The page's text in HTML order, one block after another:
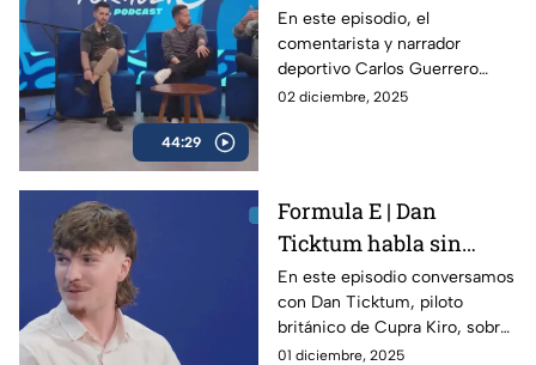
44:29
'Warrior' y la nueva era
de Fórmula E | Podcast
de Fórmula E
En este episodio, el
comentarista y narrador
deportivo Carlos Guerrero
‘Warrior’ cambia el estadio por
02 diciembre, 2025
Formula E | Dan
Ticktum habla sin
filtros sobre la Formula
E y su futuro
En este episodio conversamos
con Dan Ticktum, piloto
británico de Cupra Kiro, sobre
su visión de la Fórmula E, los
01 diciembre, 2025